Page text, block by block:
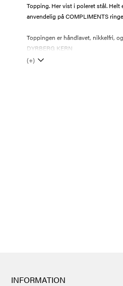
Topping. Her vist i poleret stål. Helt
anvendelig på COMPLIMENTS
Toppingen er håndlavet, nikkelfri,
DYRBERG KERN
(+)
INFORMATION